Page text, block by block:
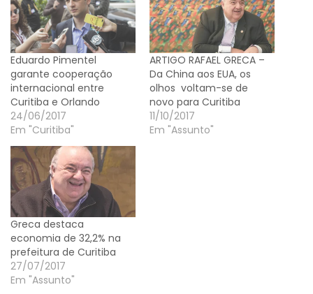
Eduardo Pimentel
garante cooperação
internacional entre
Curitiba e Orlando
24/06/2017
Em "Curitiba"
ARTIGO RAFAEL GRECA –
Da China aos EUA, os
olhos voltam-se de
novo para Curitiba
11/10/2017
Em "Assunto"
Greca destaca
economia de 32,2% na
prefeitura de Curitiba
27/07/2017
Em "Assunto"